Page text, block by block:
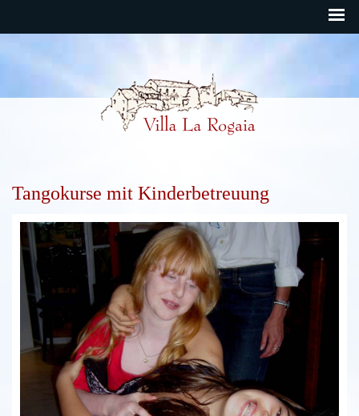
Tangokurse mit Kinderbetreuung